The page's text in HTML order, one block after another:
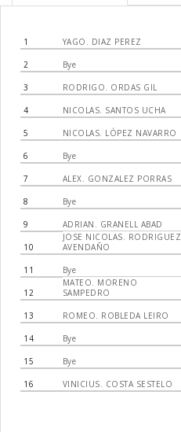
1 YAGO. DIAZ PEREZ
2 Bye
3 RODRIGO. ORDAS GIL
4 NICOLAS. SANTOS UCHA
5 NICOLAS. LÓPEZ NAVARRO
6 Bye
7 ALEX. GONZALEZ PORRAS
8 Bye
9 ADRIAN. GRANELL ABAD
10
JOSE NICOLAS. RODRIGUEZ
AVENDAÑO
11 Bye
12
MATEO. MORENO
SAMPEDRO
13 ROMEO. ROBLEDA LEIRO
14 Bye
15 Bye
16 VINICIUS. COSTA SESTELO